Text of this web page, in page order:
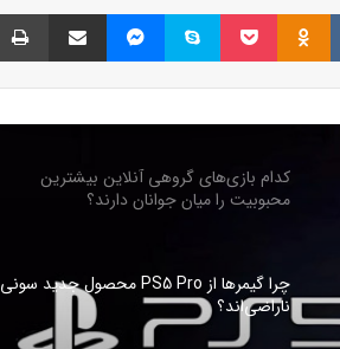
VKontakte
Odnoklassniki پاکت اسکایپ مسنجر اشتراک گذاری با ایمیل
منفی ندارد
کدام بازی‌های گروهی آنلاین بیشترین
محبوبیت را میان جوانان دارند؟
چرا گیمرها از PS5 Pro محصول جدید سونی
ناراضی‌اند؟